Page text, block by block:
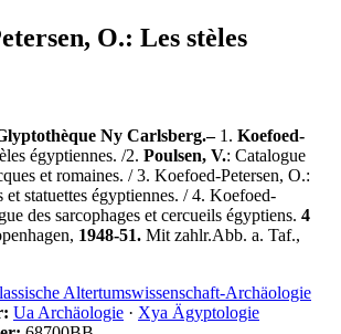
O.: Les stèles
Ny Carlsberg.– 1. Koefoed-
égyptiennes. /2. Poulsen, V.: Catalogue
et romaines. / 3. Koefoed-Petersen, O.:
et statuettes égyptiennes. / 4. Koefoed-
des sarcophages et cercueils égyptiens. 4
1948-51. Mit zahlr.Abb. a. Taf.,
Altertumswissenschaft-Archäologie
Ua Archäologie · Xya Ägyptologie